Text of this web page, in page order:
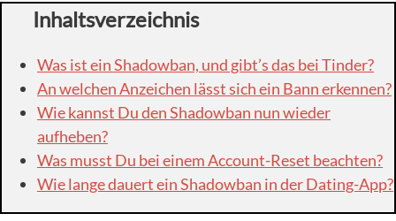
Inhaltsverzeichnis
Was ist ein Shadowban, und gibt’s das bei Tinder?
An welchen Anzeichen lässt sich ein Bann erkennen?
Wie kannst Du den Shadowban nun wieder
aufheben?
Was musst Du bei einem Account-Reset beachten?
Wie lange dauert ein Shadowban in der Dating-App?